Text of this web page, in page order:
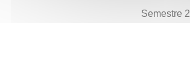
Semestre 2